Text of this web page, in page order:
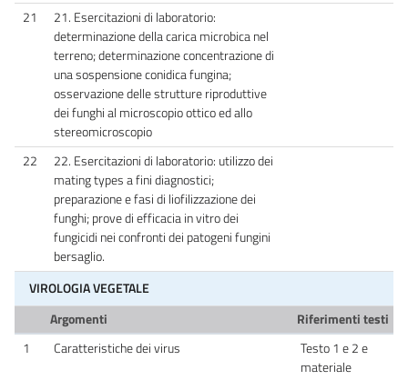
21
21. Esercitazioni di laboratorio:
determinazione della carica microbica nel
terreno; determinazione concentrazione di
una sospensione conidica fungina;
osservazione delle strutture riproduttive
dei funghi al microscopio ottico ed allo
stereomicroscopio
22
22. Esercitazioni di laboratorio: utilizzo dei
mating types a fini diagnostici;
preparazione e fasi di liofilizzazione dei
funghi; prove di efficacia in vitro dei
fungicidi nei confronti dei patogeni fungini
bersaglio.
VIROLOGIA VEGETALE
Argomenti
Riferimenti testi
1
Caratteristiche dei virus
Testo 1 e 2 e
materiale